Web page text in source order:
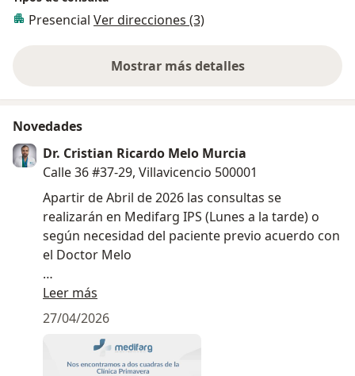
internados.
- Urgencias de urología.
- Actividades de quirófano.
• Guardia de Urología Hospital Nacional Alejandro
Posadas (Buenos Aires, Argentina).
Actualmente resido en la ciudad de Villavicencio,
donde realizo mi ejercicio profesional en centros
como:
• Cooperativa de Urólogos del Meta y la Orinoquía
(CUMO)
• Angiografía de Colombia
• Atención en sitios remotos de Colombia mediante
Bienestar IPS
Presencial Ver direcciones (3)
Mostrar más detalles
sobre la experiencia
Novedades
Dr. Cristian Ricardo Melo Murcia
Calle 36 #37-29, Villavicencio 500001
Apartir de Abril de 2026 las consultas se
realizarán en Medifarg IPS (Lunes a la tarde) o
según necesidad del paciente previo acuerdo con
el Doctor Melo
Desde Mayo de 2026 prestaré mis servicios como
médico adscrito a Seguros Bolivar
Leer más
27/04/2026